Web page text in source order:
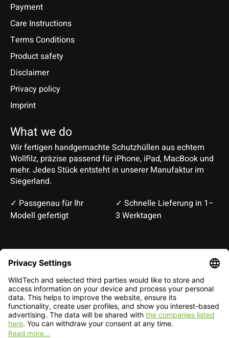
Payment
Care Instructions
Terms Conditions
Product safety
Disclaimer
Privacy policy
Imprint
What we do
Wir fertigen handgemachte Schutzhüllen aus echtem
Wollfilz, präzise passend für iPhone, iPad, MacBook und
mehr. Jedes Stück entsteht in unserer Manufaktur im
Siegerland.
✓ Passgenau für Ihr
Modell gefertigt
✓ Schnelle Lieferung in 1–
3 Werktagen
English — EUR
EUR
CHF